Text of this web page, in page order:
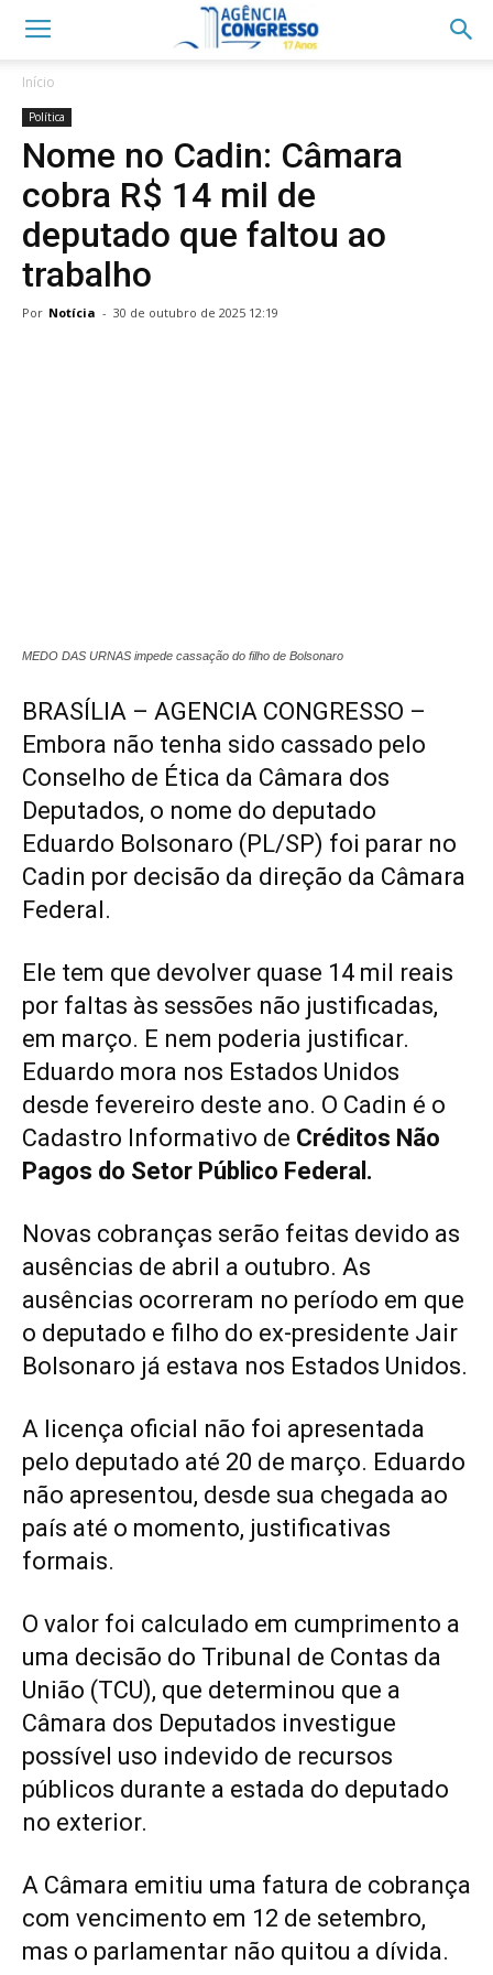
Início
Política
Nome no Cadin: Câmara
cobra R$ 14 mil de
deputado que faltou ao
trabalho
Por Notícia - 30 de outubro de 2025 12:19
MEDO DAS URNAS impede cassação do filho de Bolsonaro
BRASÍLIA – AGENCIA CONGRESSO –
Embora não tenha sido cassado pelo
Conselho de Ética da Câmara dos
Deputados, o nome do deputado
Eduardo Bolsonaro (PL/SP) foi parar no
Cadin por decisão da direção da Câmara
Federal.
Ele tem que devolver quase 14 mil reais
por faltas às sessões não justificadas,
em março. E nem poderia justificar.
Eduardo mora nos Estados Unidos
desde fevereiro deste ano. O Cadin é o
Cadastro Informativo de Créditos Não
Pagos do Setor Público Federal.
Novas cobranças serão feitas devido as
ausências de abril a outubro. As
ausências ocorreram no período em que
o deputado e filho do ex-presidente Jair
Bolsonaro já estava nos Estados Unidos.
A licença oficial não foi apresentada
pelo deputado até 20 de março. Eduardo
não apresentou, desde sua chegada ao
país até o momento, justificativas
formais.
O valor foi calculado em cumprimento a
uma decisão do Tribunal de Contas da
União (TCU), que determinou que a
Câmara dos Deputados investigue
possível uso indevido de recursos
públicos durante a estada do deputado
no exterior.
A Câmara emitiu uma fatura de cobrança
com vencimento em 12 de setembro,
mas o parlamentar não quitou a dívida.